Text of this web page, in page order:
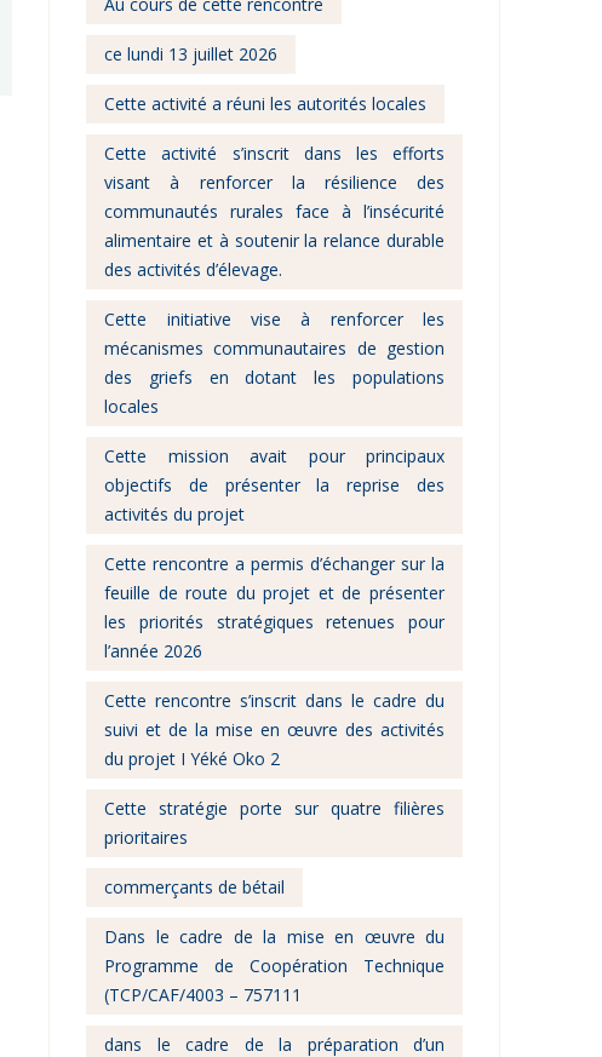
ce lundi 13 juillet 2026
Cette activité a réuni les autorités locales
Cette activité s’inscrit dans les efforts
visant à renforcer la résilience des
communautés rurales face à l’insécurité
alimentaire et à soutenir la relance durable
des activités d’élevage.
Cette initiative vise à renforcer les
mécanismes communautaires de gestion
des griefs en dotant les populations
locales
Cette mission avait pour principaux
objectifs de présenter la reprise des
activités du projet
Cette rencontre a permis d’échanger sur la
feuille de route du projet et de présenter
les priorités stratégiques retenues pour
l’année 2026
Cette rencontre s’inscrit dans le cadre du
suivi et de la mise en œuvre des activités
du projet I Yéké Oko 2
Cette stratégie porte sur quatre filières
prioritaires
commerçants de bétail
Dans le cadre de la mise en œuvre du
Programme de Coopération Technique
(TCP/CAF/4003 – 757111
dans le cadre de la préparation d’un